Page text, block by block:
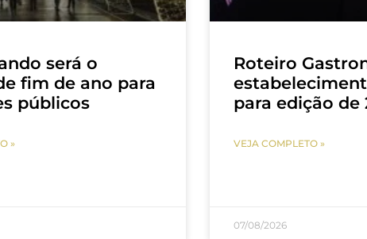
será o
fim de ano para
públicos
»
Roteiro
para edição de
VEJA COMPLETO »
07/08/2026